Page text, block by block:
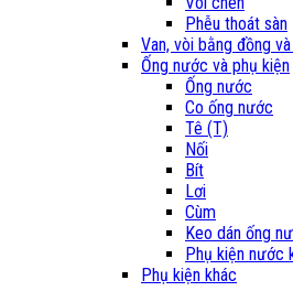
Phễu thoát sàn
Van, vòi bằng đồng
Ống nước và phụ kiện
Ống nước
Co ống nước
Tê (T)
Nối
Bít
Lơi
Cùm
Keo dán ống
Phụ kiện nước
Phụ kiện khác